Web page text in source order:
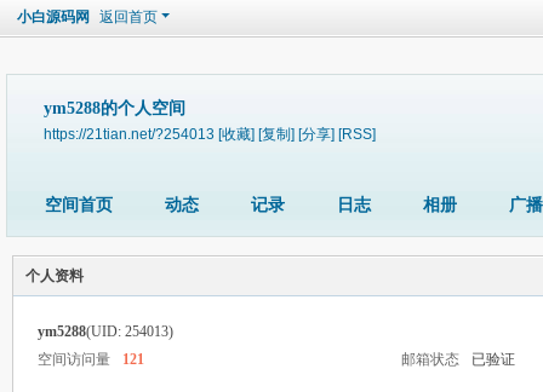
小白源码网 返回首页
ym5288的个人空间
https://21tian.net/?254013 [收藏] [复制] [分享] [RSS]
空间首页 动态 记录 日志 相册 广播
个人资料
ym5288(UID: 254013)
空间访问量
121 邮箱状态 已验证